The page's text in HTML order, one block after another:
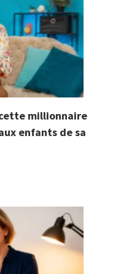
millionnaire
enfants de sa